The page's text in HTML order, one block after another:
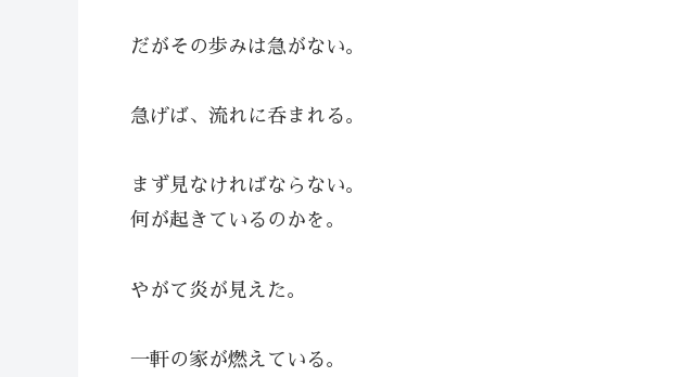
だがその歩みは急がない。
急げば、流れに呑まれる。
まず見なければならない。
何が起きているのかを。
やがて炎が見えた。
一軒の家が燃えている。